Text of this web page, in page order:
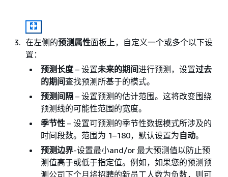
在左侧的预测属性面板上，自定义一个或多个以下设
置：
预测长度 – 设置未来的期间进行预测，设置过去
的期间查找预测所基于的模式。
预测间隔 – 设置预测的估计范围。这将改变围绕
预测线的可能性范围的宽度。
季节性 – 设置可预测的季节性数据模式所涉及的
时间段数。范围为 1–180，默认设置为自动。
预测边界-设置最小and/or 最大预测值以防止预
测值高于或低于指定值。例如，如果您的预测预
测公司下个月将招聘的新员工人数为负数，则可